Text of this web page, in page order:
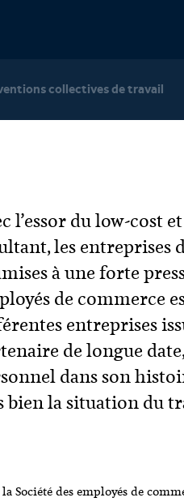
collectives de travail
l’essor du low-cost
les entreprises
à une forte
de commerce
entreprises
de longue
dans son
bien la situation du
Société des employés de